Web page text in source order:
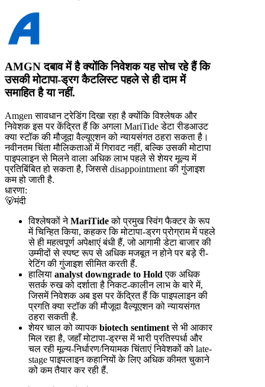
AMGN दबाव में है क्योंकि निवेशक यह सोच रहे हैं कि
उसकी मोटापा-ड्रग कैटलिस्ट पहले से ही दाम में
समाहित है या नहीं.
Amgen सावधान ट्रेडिंग दिखा रहा है क्योंकि विश्लेषक और
निवेशक इस पर केंद्रित हैं कि अगला MariTide डेटा रीडआउट
क्या स्टॉक की मौजूदा वैल्यूएशन को न्यायसंगत ठहरा सकता है।
नवीनतम चिंता मौलिकताओं में गिरावट नहीं, बल्कि उसकी मोटापा
पाइपलाइन से मिलने वाला अधिक लाभ पहले से शेयर मूल्य में
प्रतिबिंबित हो सकता है, जिससे disappointment की गुंजाइश
कम हो जाती है.
धारणा:
🐻मंदी
विश्लेषकों नेMariTideको प्रमुख स्विंग फैक्टर के रूप
में चिन्हित किया, कहकर कि मोटापा-ड्रग प्रोग्राम में पहले
से ही महत्वपूर्ण अपेक्षाएं बंधी हैं, जो आगामी डेटा बाजार की
उम्मीदों से स्पष्ट रूप से अधिक मजबूत न होने पर बड़े री-
रेटिंग की गुंजाइश सीमित करती हैं.
हालिया analyst downgrade to Hold एक अधिक
सतर्क रुख को दर्शाता है निकट-कालीन लाभ के बारे में,
जिसमें निवेशक अब इस पर केंद्रित हैं कि पाइपलाइन की
प्रगति क्या स्टॉक की मौजूदा वैल्यूएशन को न्यायसंगत
ठहरा सकती है.
शेयर चाल को व्यापकbiotech sentimentसे भी आकार
मिल रहा है, जहाँ मोटापा-ड्रग्स में भारी प्रतिस्पर्धा और
चल रही मूल्य-निर्धारण/नियामक चिंताएं निवेशकों को late-
stage पाइपलाइन कहानियों के लिए अधिक कीमत चुकाने
को कम तैयार कर रही हैं.